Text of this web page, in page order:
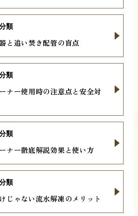
と追い焚き配管の盲点
類
ナー使用時の注意点と安全対
類
ナー徹底解説効果と使い方
類
じゃない流水解凍のメリット
類